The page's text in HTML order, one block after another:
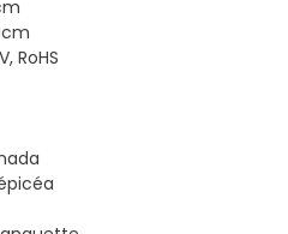
RoHS